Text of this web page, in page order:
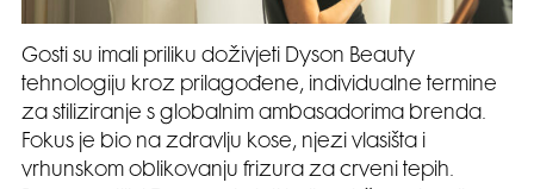
Gosti su imali priliku doživjeti Dyson Beauty
tehnologiju kroz prilagođene, individualne termine
za stiliziranje s globalnim ambasadorima brenda.
Fokus je bio na zdravlju kose, njezi vlasišta i
vrhunskom oblikovanju frizura za crveni tepih.